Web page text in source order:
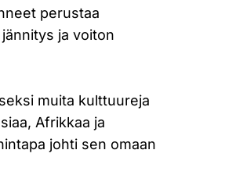
perustaa
ja voiton
muita kulttuureja
Afrikkaa ja
johti sen omaan